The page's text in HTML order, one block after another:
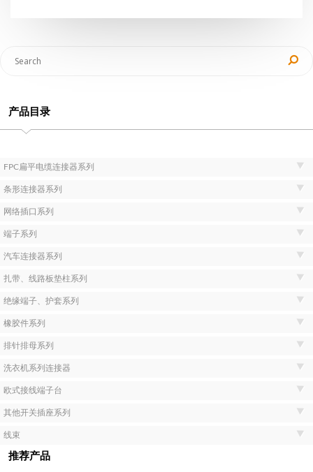
产品目录
FPC扁平电缆连接器系列
条形连接器系列
网络插口系列
端子系列
汽车连接器系列
扎带、线路板垫柱系列
绝缘端子、护套系列
橡胶件系列
排针排母系列
洗衣机系列连接器
欧式接线端子台
其他开关插座系列
线束
推荐产品